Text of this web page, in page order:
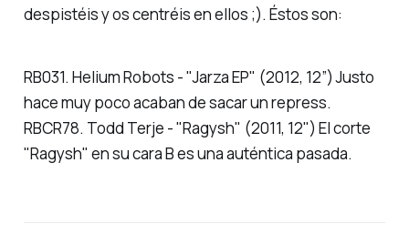
despistéis y os centréis en ellos ;). Éstos son:
RB031. Helium Robots - "Jarza EP" (2012, 12”) Justo
hace muy poco acaban de sacar un repress.
RBCR78. Todd Terje - "Ragysh" (2011, 12") El corte
"Ragysh" en su cara B es una auténtica pasada.